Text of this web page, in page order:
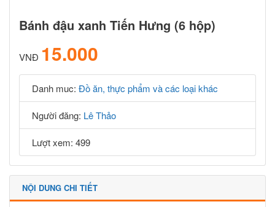
Bánh đậu xanh Tiến Hưng (6 hộp)
VNĐ 15.000
Danh muc: Đồ ăn, thực phẩm và các loại khác
Người đăng: Lê Thảo
Lượt xem: 499
NỘI DUNG CHI TIẾT